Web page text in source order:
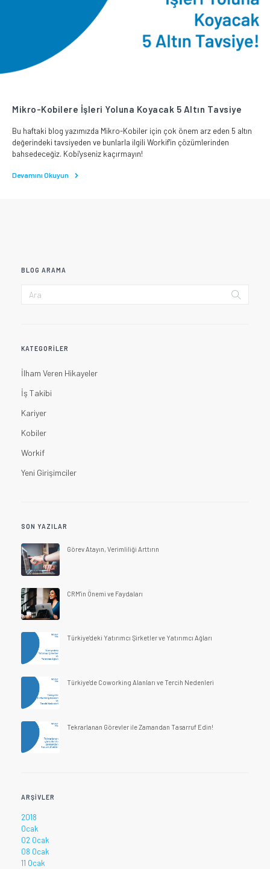
Mikro-Kobilere İşleri Yoluna Koyacak 5 Altın Tavsiye
Bu haftaki blog yazımızda Mikro-Kobiler için çok önem arz eden 5 altın
değerindeki tavsiyeden ve bunlarla ilgili Workif'in çözümlerinden
bahsedeceğiz. Kobi'yseniz kaçırmayın!
Devamını Okuyun
BLOG ARAMA
KATEGORILER
İlham Veren Hikayeler
İş Takibi
Kariyer
Kobiler
Workif
Yeni Girişimciler
SON YAZILAR
Görev Atayın, Verimliliği Arttırın
CRM'in Önemi ve Faydaları
Türkiye'deki Yatırımcı Şirketler ve Yatırımcı Ağları
Türkiye'de Coworking Alanları ve Tercih Nedenleri
Tekrarlanan Görevler ile Zamandan Tasarruf Edin!
ARŞIVLER
2018
Ocak
02 Ocak
08 Ocak
11 Ocak